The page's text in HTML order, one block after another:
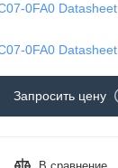
0FA0
0FA0
Запросить цену